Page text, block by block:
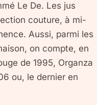
Le De. Les jus
couture, à mi-
Aussi, parmi les
on compte, en
de 1995, Organza
ou, le dernier en